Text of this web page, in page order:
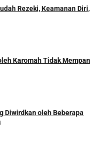
Rezeki, Keamanan Diri,
Karomah Tidak Mempan
Diwirdkan oleh Beberapa